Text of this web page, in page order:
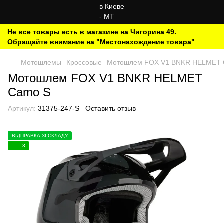
Не все товары есть в магазине на Чигорина 49.
Обращайте внимание на "Местонахождение товара"
Мотошлемы Кроссовые Мотошлем FOX V1 BNKR HELMET
Мотошлем FOX V1 BNKR HELMET
Camo S
Артикул: 31375-247-S Оставить отзыв
ВІДПРАВКА ЗІ СКЛАДУ
3